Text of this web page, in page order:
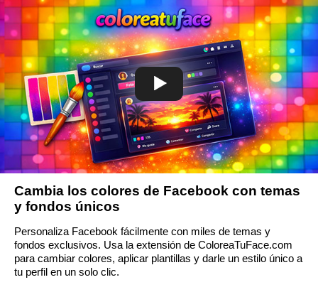
Cambia los colores de Facebook con temas
y fondos únicos
Personaliza Facebook fácilmente con miles de temas y
fondos exclusivos. Usa la extensión de ColoreaTuFace.com
para cambiar colores, aplicar plantillas y darle un estilo único a
tu perfil en un solo clic.